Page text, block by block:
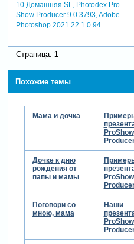
10 Домашняя SL, Photodex Pro
Show Producer 9.0.3793, Adobe
Photoshop 2021 22.1.0.94
Страница: 1
Похожие темы
Мама и дочка
ProShow
Дочке к дню
рождения от
папы и мамы
ProShow
Поговори со
мною, мама
Наши
ProShow